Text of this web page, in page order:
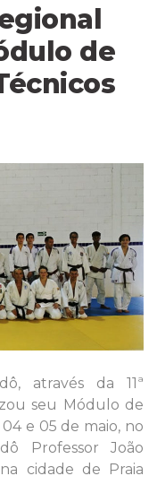
de
através da 11ª
seu Módulo de
e 05 de maio, no
Professor João
cidade de Praia